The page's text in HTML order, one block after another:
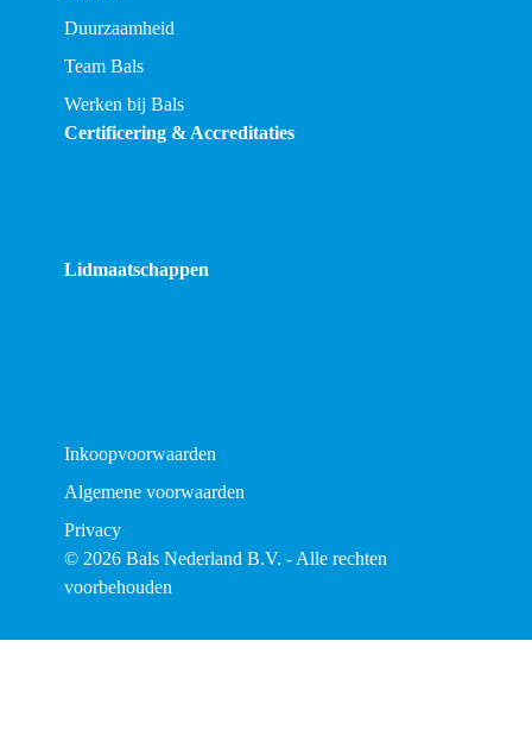
Duurzaamheid
Team Bals
Werken bij Bals
Certificering & Accreditaties
Lidmaatschappen
Inkoopvoorwaarden
Algemene voorwaarden
Privacy
© 2026 Bals Nederland B.V. - Alle rechten
voorbehouden